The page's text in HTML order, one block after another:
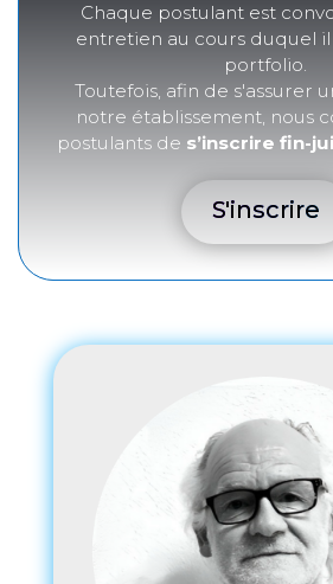
Chaque postulant est
entretien au cours duquel
portfolio.
Toutefois, afin de s'assurer
notre établissement, nous
postulants de s’inscrire fin-
S'inscrire